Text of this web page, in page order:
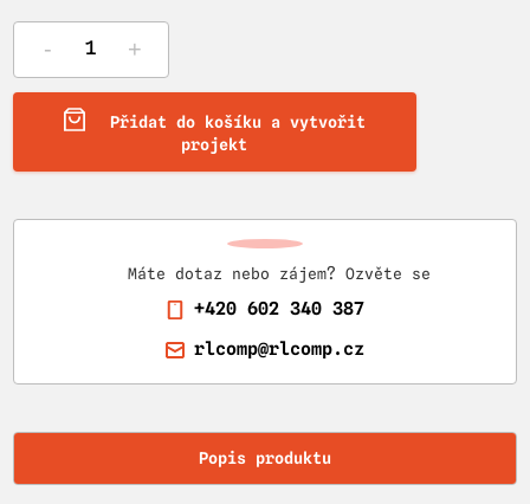
- +
Přidat do košíku a vytvořit
projekt
Máte dotaz nebo zájem? Ozvěte se
+420 602 340 387
rlcomp@rlcomp.cz
Popis produktu